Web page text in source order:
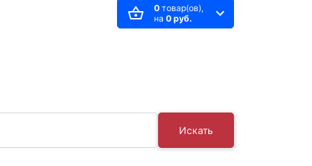
0товар(ов),
на 0 руб.
Искать